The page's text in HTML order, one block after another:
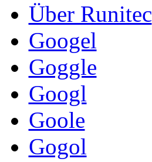
Über Runitec
Googel
Goggle
Googl
Goole
Gogol